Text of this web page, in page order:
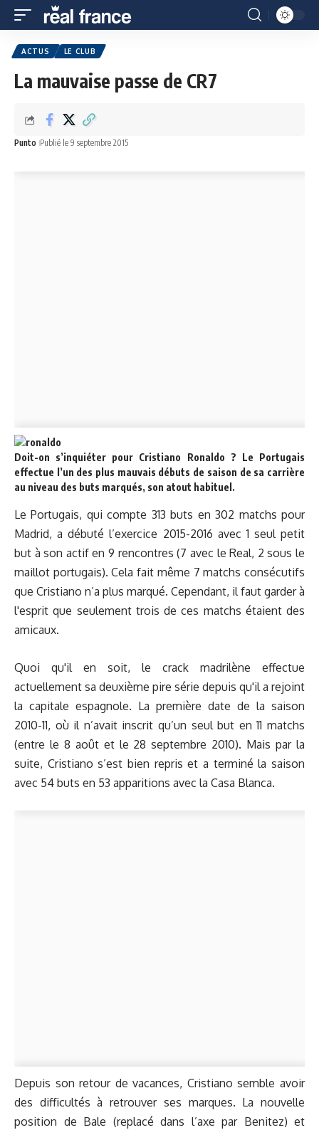
ACTUS LE CLUB
La mauvaise passe de CR7
Punto Publié le 9 septembre 2015
Doit-on s’inquiéter pour Cristiano Ronaldo ? Le Portugais
effectue l’un des plus mauvais débuts de saison de sa carrière
au niveau des buts marqués, son atout habituel.
Le Portugais, qui compte 313 buts en 302 matchs pour
Madrid, a débuté l’exercice 2015-2016 avec 1 seul petit
but à son actif en 9 rencontres (7 avec le Real, 2 sous le
maillot portugais). Cela fait même 7 matchs consécutifs
que Cristiano n’a plus marqué. Cependant, il faut garder à
l'esprit que seulement trois de ces matchs étaient des
amicaux.
Quoi qu'il en soit, le crack madrilène effectue
actuellement sa deuxième pire série depuis qu'il a rejoint
la capitale espagnole. La première date de la saison
2010-11, où il n’avait inscrit qu’un seul but en 11 matchs
(entre le 8 août et le 28 septembre 2010). Mais par la
suite, Cristiano s’est bien repris et a terminé la saison
avec 54 buts en 53 apparitions avec la Casa Blanca.
Depuis son retour de vacances, Cristiano semble avoir
des difficultés à retrouver ses marques. La nouvelle
position de Bale (replacé dans l’axe par Benitez) et